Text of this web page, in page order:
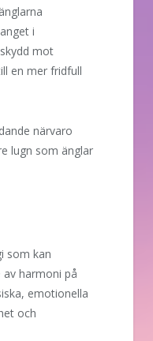
i
mot
en mer fridfull
närvaro
lugn som änglar
som kan
harmoni på
emotionella
och